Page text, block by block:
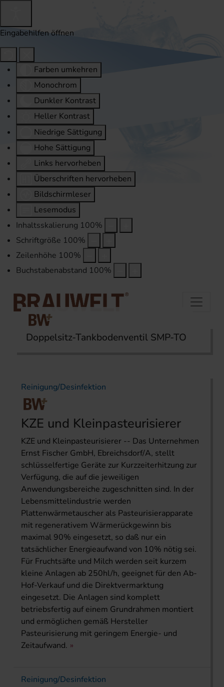
Eingabehilfen öffnen
Farben umkehren
Monochrom
Dunkler Kontrast
Heller Kontrast
Niedrige Sättigung
Hohe Sättigung
Links hervorheben
Überschriften hervorheben
Bildschirmleser
Lesemodus
Inhaltsskalierung 100%
Schriftgröße 100%
Zeilenhöhe 100%
Buchstabenabstand 100%
Startseite Themen Reinigung/Desinfektion
Doppelsitz-Tankbodenventil SMP-TO
Reinigung/Desinfektion
KZE und Kleinpasteurisierer
KZE und Kleinpasteurisierer -- Das Unternehmen
Ernst Fischer GmbH, Ebreichsdorf/A, stellt
schlüsselfertige Geräte zur Kurzzeiterhitzung zur
Verfügung, die auf die jeweiligen
Anwendungsbereiche zugeschnitten sind. In der
Lebensmittelindustrie werden
Plattenwärmetauscher als Pasteurisierapparate
mit regenerativem Wärmerückgewinn bis
maximal 90% eingesetzt, so daß nur ein
tatsächlicher Energieaufwand von 10% nötig sei.
Für Fruchtsäfte und Milch werden seit kurzem
kleine Anlagen ab 250hl/h, geeignet für den Ab-
Hof-Verkauf und die Direktvermarktung
eingesetzt. Die Anlagen sind komplett
betriebsfertig auf einem Grundrahmen montiert
und ermöglichen gemäß Hersteller
Pasteurisierung mit geringem Energie- und
Zeitaufwand.
Reinigung/Desinfektion